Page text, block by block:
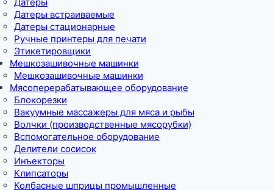
Датеры встраиваемые
Датеры стационарные
Ручные принтеры для печати
Этикетировщики
Мешкозашивочные машинки
Мешкозашивочные машинки
Мясоперерабатывающее оборудование
Блокорезки
Вакуумные массажеры для мяса и рыбы
Волчки (производственные мясорубки)
Вспомогательное оборудование
Делители сосисок
Инъекторы
Клипсаторы
Колбасные шприцы промышленные